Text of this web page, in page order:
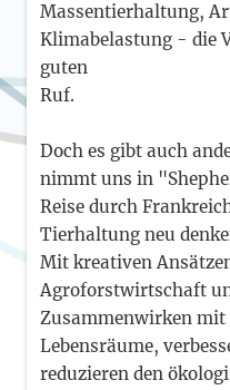
Massentierhaltung,
Klimabelastung - die
guten
Ruf.
Doch es gibt auch
nimmt uns in
Reise durch
Tierhaltung neu
Mit kreativen
Agroforstwirtschaft
Zusammenwirken mit
Lebensräume,
reduzieren den